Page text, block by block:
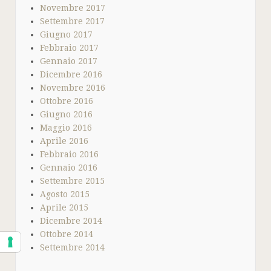
Novembre 2017
Settembre 2017
Giugno 2017
Febbraio 2017
Gennaio 2017
Dicembre 2016
Novembre 2016
Ottobre 2016
Giugno 2016
Maggio 2016
Aprile 2016
Febbraio 2016
Gennaio 2016
Settembre 2015
Agosto 2015
Aprile 2015
Dicembre 2014
Ottobre 2014
Settembre 2014